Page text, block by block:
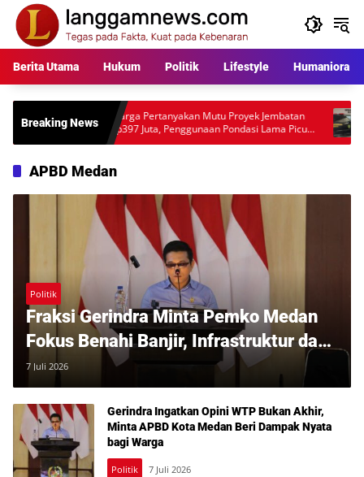
Langsung
konten
Berita Utama Hukum Politik Lifestyle Humaniora
Breaking NewsWarga Pertanyakan Mutu Proyek Jembatan
Rp397 Juta, Penggunaan Pondasi Lama Picu
Desakan Audit Lapangan
Polisi
Anggota
APBD Medan
Politik
Fraksi Gerindra Minta Pemko Medan
Fokus Benahi Banjir, Infrastruktur dan
Layanan Dasar Warga
7 Juli 2026
Gerindra Ingatkan Opini WTP Bukan Akhir,
Minta APBD Kota Medan Beri Dampak Nyata
bagi Warga
Politik 7 Juli 2026